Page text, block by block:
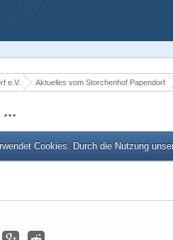
e.V. Aktuelles vom Storchenhof Papendorf
Cookies. Durch die Nutzung